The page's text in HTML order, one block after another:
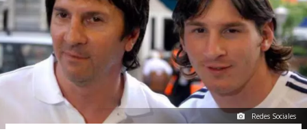
Redes Sociales